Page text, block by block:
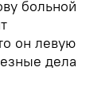
больной
он левую
дела